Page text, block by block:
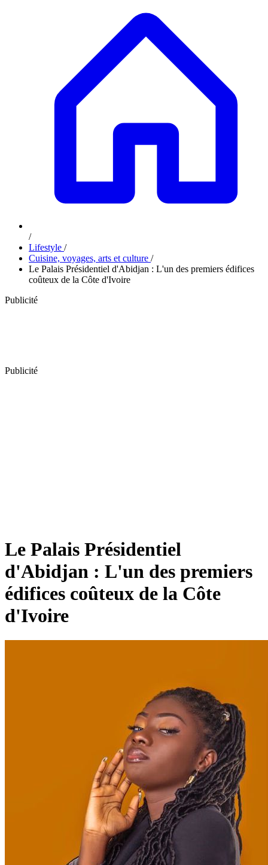
/
Lifestyle /
Cuisine, voyages, arts et culture /
Le Palais Présidentiel d'Abidjan : L'un des premiers édifices
coûteux de la Côte d'Ivoire
Publicité
Publicité
Le Palais Présidentiel
d'Abidjan : L'un des premiers
édifices coûteux de la Côte
d'Ivoire